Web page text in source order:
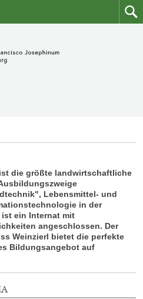
Zum
die größte landwirtschaftliche
Lebensmittel- und
in der
ein Internat mit
angeschlossen. Der
Weinzierl bietet die perfekte
Bildungsangebot auf